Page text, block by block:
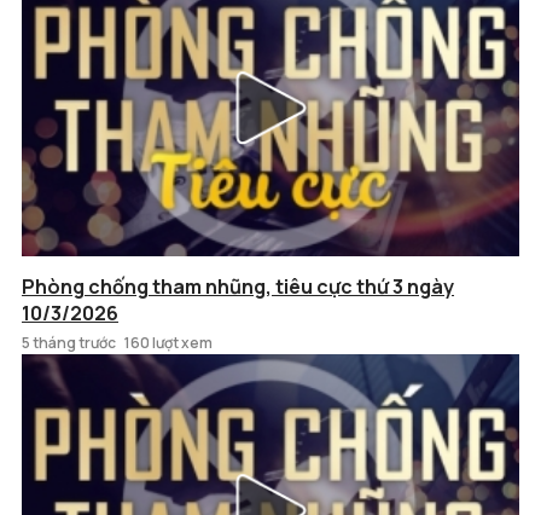
Phòng chống tham nhũng, tiêu cực thứ 3 ngày
10/3/2026
5 tháng trước 160 lượt xem